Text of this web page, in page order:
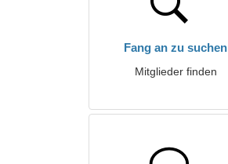
Fang an zu suchen
Mitglieder finden